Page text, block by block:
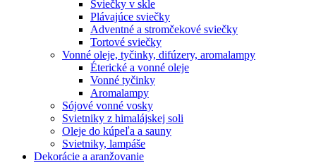
Sviečky v skle
Plávajúce sviečky
Adventné a stromčekové sviečky
Tortové sviečky
Vonné oleje, tyčinky, difúzery, aromalampy
Éterické a vonné oleje
Vonné tyčinky
Aromalampy
Sójové vonné vosky
Svietniky z himalájskej soli
Oleje do kúpeľa a sauny
Svietniky, lampáše
Dekorácie a aranžovanie